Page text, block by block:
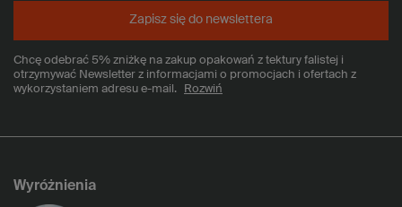
Chcę odebrać 5% zniżkę na zakup opakowań z tektury falistej i
otrzymywać Newsletter z informacjami o promocjach i ofertach z
wykorzystaniem adresu e-mail.
Rozwiń
Zapisz się do newslettera
Wyróżnienia